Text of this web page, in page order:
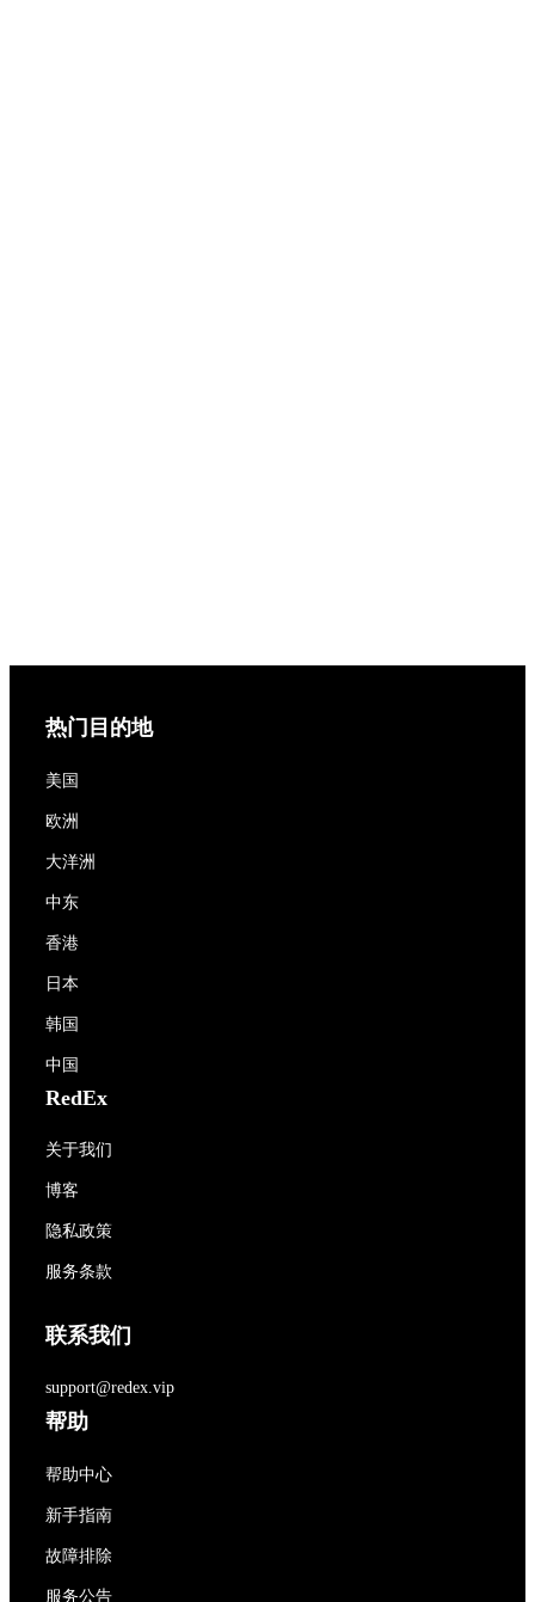
热门目的地
美国
欧洲
大洋洲
中东
香港
日本
韩国
中国
RedEx
关于我们
博客
隐私政策
服务条款
联系我们
support@redex.vip
帮助
帮助中心
新手指南
故障排除
服务公告